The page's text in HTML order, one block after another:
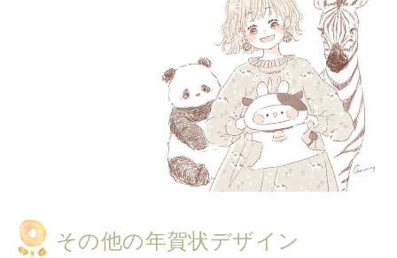
その他の年賀状デザイン